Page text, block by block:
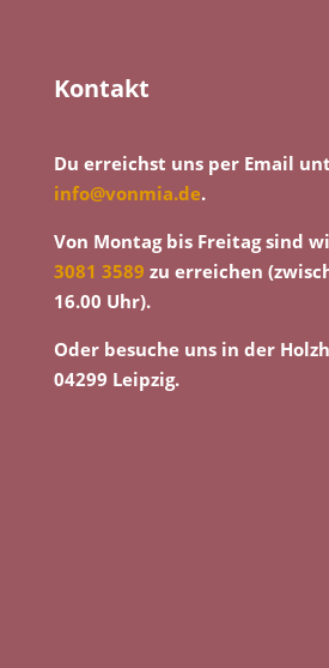
Kontakt
Du erreichst uns per Email
info@vonmia.de.
Von Montag bis Freitag sind
3081 3589 zu erreichen
16.00 Uhr).
Oder besuche uns in der
04299 Leipzig.